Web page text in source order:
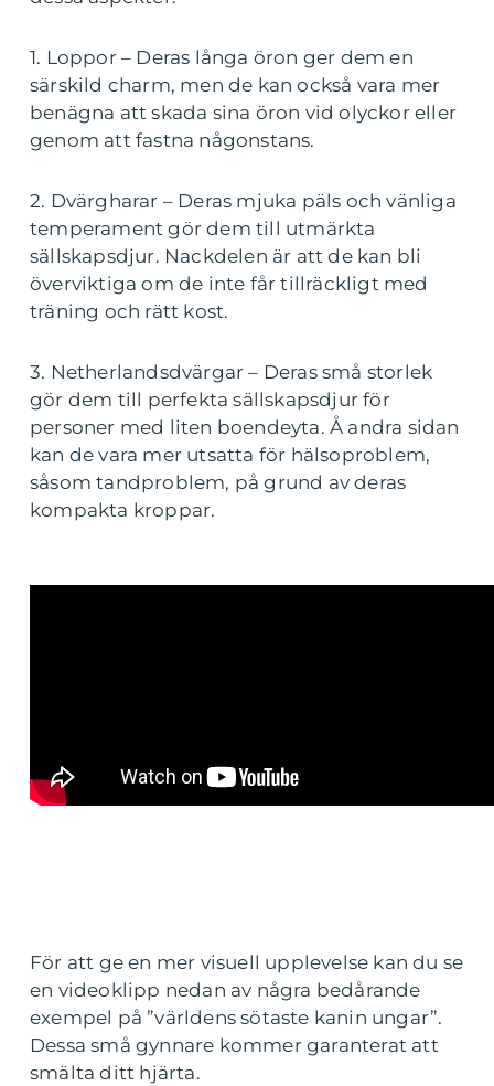
1. Loppor – Deras långa öron ger dem en
särskild charm, men de kan också vara mer
benägna att skada sina öron vid olyckor eller
genom att fastna någonstans.
2. Dvärgharar – Deras mjuka päls och vänliga
temperament gör dem till utmärkta
sällskapsdjur. Nackdelen är att de kan bli
överviktiga om de inte får tillräckligt med
träning och rätt kost.
3. Netherlandsdvärgar – Deras små storlek
gör dem till perfekta sällskapsdjur för
personer med liten boendeyta. Å andra sidan
kan de vara mer utsatta för hälsoproblem,
såsom tandproblem, på grund av deras
kompakta kroppar.
För att ge en mer visuell upplevelse kan du se
en videoklipp nedan av några bedårande
exempel på ”världens sötaste kanin ungar”.
Dessa små gynnare kommer garanterat att
smälta ditt hjärta.